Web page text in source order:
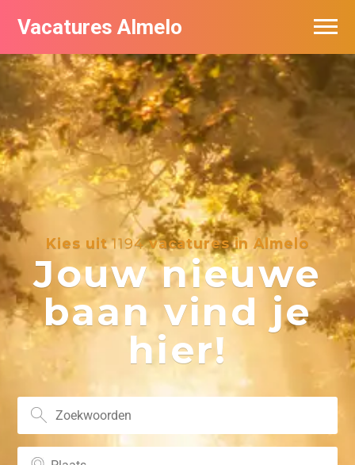
Vacatures Almelo
Kies uit1194vacatures in Almelo
Jouw nieuwe
baan vind je
hier!
Vacatures per bedrijf
De populairste vacatures in Almelo
Nieuwsbrief feed